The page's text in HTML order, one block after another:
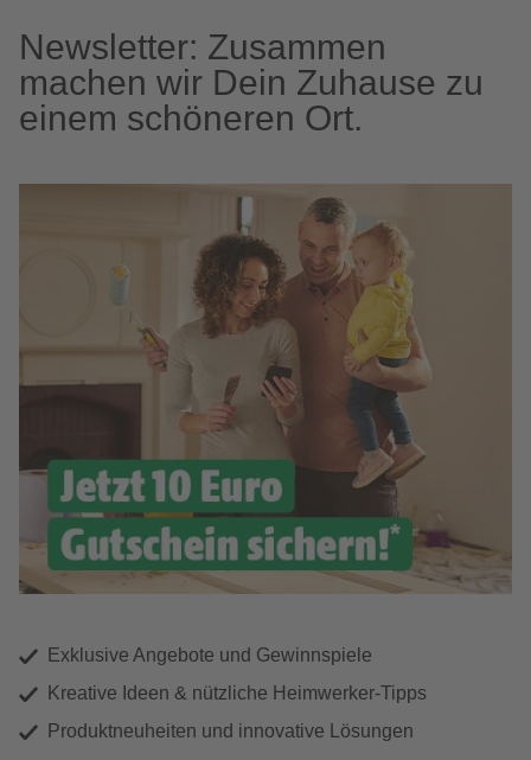
Newsletter: Zusammen
machen wir Dein Zuhause zu
einem schöneren Ort.
Exklusive Angebote und Gewinnspiele
Kreative Ideen & nützliche Heimwerker-Tipps
Produktneuheiten und innovative Lösungen